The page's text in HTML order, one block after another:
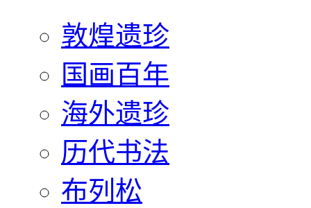
敦煌遗珍
国画百年
海外遗珍
历代书法
布列松